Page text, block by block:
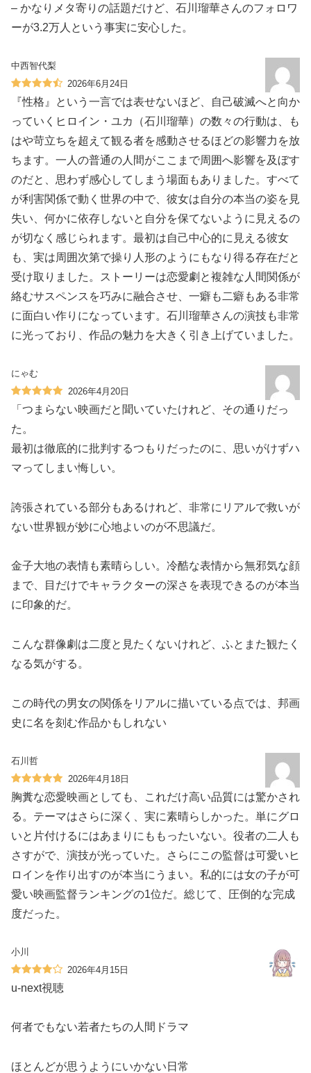
– かなりメタ寄りの話題だけど、石川瑠華さんのフォロワ
ーが3.2万人という事実に安心した。
中西智代梨
2026年6月24日
『性格』という一言では表せないほど、自己破滅へと向か
っていくヒロイン・ユカ（石川瑠華）の数々の行動は、も
はや苛立ちを超えて観る者を感動させるほどの影響力を放
ちます。一人の普通の人間がここまで周囲へ影響を及ぼす
のだと、思わず感心してしまう場面もありました。すべて
が利害関係で動く世界の中で、彼女は自分の本当の姿を見
失い、何かに依存しないと自分を保てないように見えるの
が切なく感じられます。最初は自己中心的に見える彼女
も、実は周囲次第で操り人形のようにもなり得る存在だと
受け取りました。ストーリーは恋愛劇と複雑な人間関係が
絡むサスペンスを巧みに融合させ、一癖も二癖もある非常
に面白い作りになっています。石川瑠華さんの演技も非常
に光っており、作品の魅力を大きく引き上げていました。
にゃむ
2026年4月20日
「つまらない映画だと聞いていたけれど、その通りだっ
た。
最初は徹底的に批判するつもりだったのに、思いがけずハ
マってしまい悔しい。
誇張されている部分もあるけれど、非常にリアルで救いが
ない世界観が妙に心地よいのが不思議だ。
金子大地の表情も素晴らしい。冷酷な表情から無邪気な顔
まで、目だけでキャラクターの深さを表現できるのが本当
に印象的だ。
こんな群像劇は二度と見たくないけれど、ふとまた観たく
なる気がする。
この時代の男女の関係をリアルに描いている点では、邦画
史に名を刻む作品かもしれない
石川哲
2026年4月18日
胸糞な恋愛映画としても、これだけ高い品質には驚かされ
る。テーマはさらに深く、実に素晴らしかった。単にグロ
いと片付けるにはあまりにももったいない。役者の二人も
さすがで、演技が光っていた。さらにこの監督は可愛いヒ
ロインを作り出すのが本当にうまい。私的には女の子が可
愛い映画監督ランキングの1位だ。総じて、圧倒的な完成
度だった。
小川
2026年4月15日
u-next視聴
何者でもない若者たちの人間ドラマ
ほとんどが思うようにいかない日常